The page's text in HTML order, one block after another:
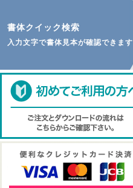
書体クイック検索
入力文字で書体見本が確認できます